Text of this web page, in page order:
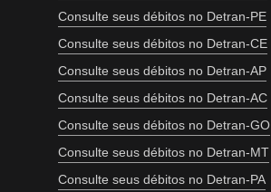
Consulte seus débitos no Detran-PE
Consulte seus débitos no Detran-CE
Consulte seus débitos no Detran-AP
Consulte seus débitos no Detran-AC
Consulte seus débitos no Detran-GO
Consulte seus débitos no Detran-MT
Consulte seus débitos no Detran-PA